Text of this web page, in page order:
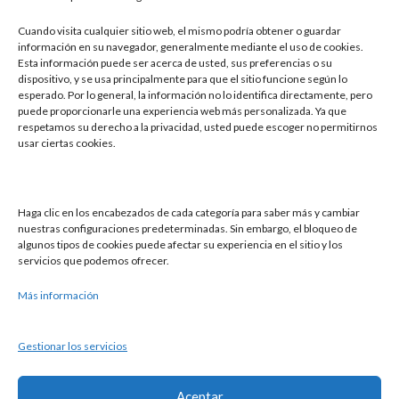
Cuando visita cualquier sitio web, el mismo podría obtener o guardar
información en su navegador, generalmente mediante el uso de cookies.
Esta información puede ser acerca de usted, sus preferencias o su
dispositivo, y se usa principalmente para que el sitio funcione según lo
esperado. Por lo general, la información no lo identifica directamente, pero
puede proporcionarle una experiencia web más personalizada. Ya que
respetamos su derecho a la privacidad, usted puede escoger no permitirnos
usar ciertas cookies.
Haga clic en los encabezados de cada categoría para saber más y cambiar
nuestras configuraciones predeterminadas. Sin embargo, el bloqueo de
algunos tipos de cookies puede afectar su experiencia en el sitio y los
servicios que podemos ofrecer.
Más información
Gestionar los servicios
Leer más »
Buscar